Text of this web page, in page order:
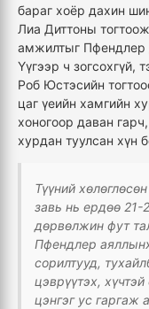
бараг хоёр дахин
Лиа Диттоны
амжилтыг Пфендлер
Үүгээр ч зогсохгүй,
Роб Юстэсийн
цаг үеийн хамгийн
хоногоор даван
хурдан туулсан хүн
Түүний
завь нь ердөө 21-
дөрвөлжин фут
Пфендлер
сорилтууд,
цэврүүтэх,
цэнгэг ус гаргаж